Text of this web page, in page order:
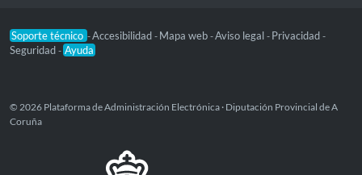
Soporte técnico -Accesibilidad - Mapa web -Aviso legal - Privacidad -
Seguridad - Ayuda
© 2026 Plataforma de Administración Electrónica · Diputación Provincial de A
Coruña